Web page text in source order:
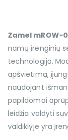
Zamel mROW-
namų įrenginių
technologija.
apšvietimą,
naudojant
papildomai
leidžia valdyti
valdiklyje yra